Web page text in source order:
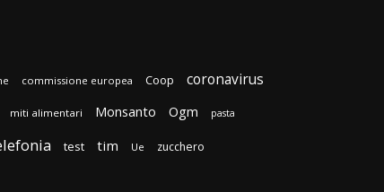
commissione europea Coop coronavirus
miti alimentari Monsanto Ogm pasta
test tim Ue zucchero